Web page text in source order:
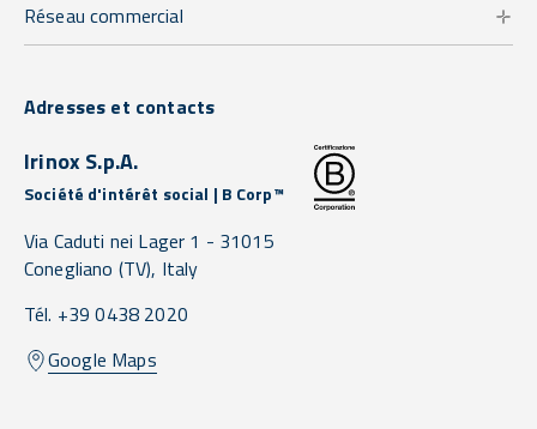
Réseau commercial
Adresses et contacts
Irinox S.p.A.
Société d'intérêt social | B Corp™
Via Caduti nei Lager 1 - 31015
Conegliano (TV), Italy
Tél. +39 0438 2020
Google Maps